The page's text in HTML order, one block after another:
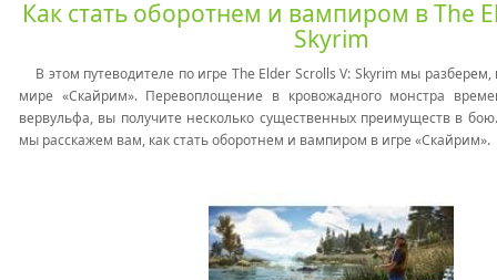
Как стать оборотнем и вампиром в The
Skyrim
В этом путеводителе по игре The Elder Scrolls V: Skyrim мы разберем,
мире «Скайрим». Перевоплощение в кровожадного монстра
вервульфа, вы получите несколько существенных преимуществ в
мы расскажем вам, как стать оборотнем и вампиром в игре «Скайрим».